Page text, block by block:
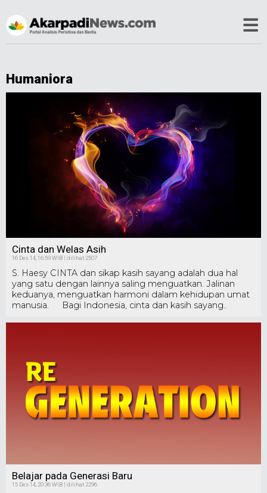
Humaniora
Cinta dan Welas Asih
16 Des 14, 16:59 WIB | dilihat 2507
S. Haesy CINTA dan sikap kasih sayang adalah dua hal
yang satu dengan lainnya saling menguatkan. Jalinan
keduanya, menguatkan harmoni dalam kehidupan umat
manusia. Bagi Indonesia, cinta dan kasih sayang..
Belajar pada Generasi Baru
15 Des 14, 20:36 WIB | dilihat 2296